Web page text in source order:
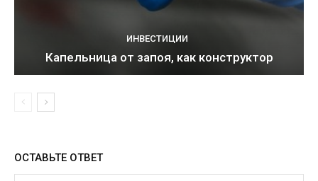
ИНВЕСТИЦИИ
Капельница от запоя, как конструктор
ОСТАВЬТЕ ОТВЕТ